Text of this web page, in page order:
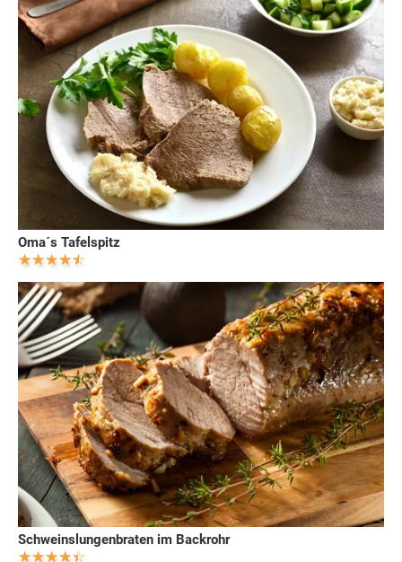
Oma´s Tafelspitz
Schweinslungenbraten im Backrohr